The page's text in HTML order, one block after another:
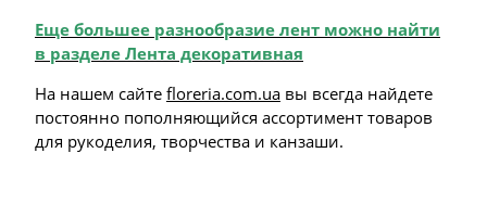
Еще большее разнообразие лент можно найти
в разделе Лента декоративная
На нашем сайте floreria.com.ua вы всегда найдете
постоянно пополняющийся ассортимент товаров
для рукоделия, творчества и канзаши.